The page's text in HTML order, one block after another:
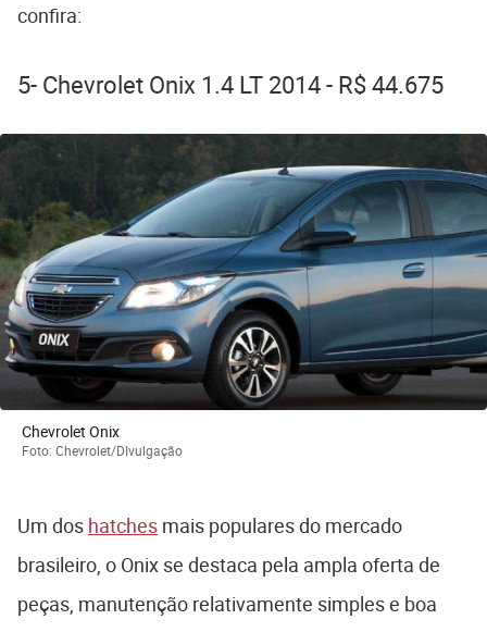
confira:
5- Chevrolet Onix 1.4 LT 2014 - R$ 44.675
Chevrolet Onix
Foto: Chevrolet/DIvulgação
Um dos hatches mais populares do mercado
brasileiro, o Onix se destaca pela ampla oferta de
peças, manutenção relativamente simples e boa